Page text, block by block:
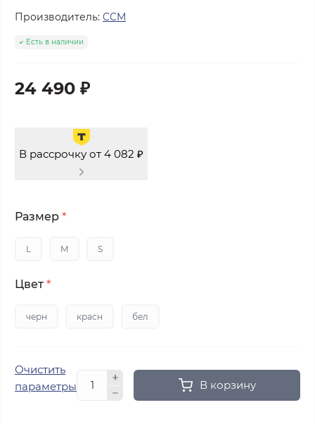
Производитель: CCM
Есть в наличии
24 490 ₽
В рассрочку от 4 082 ₽
Размер *
L M S
Цвет *
черн красн бел
Очистить
параметры
В корзину